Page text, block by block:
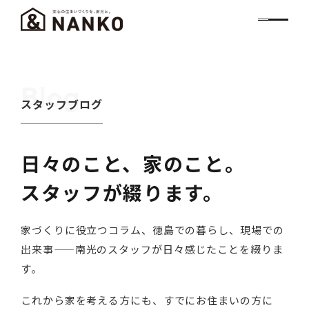
Blog
スタッフブログ
日々のこと、家のこと。
スタッフが綴ります。
家づくりに役立つコラム、徳島での暮らし、現場での
出来事——南光のスタッフが日々感じたことを綴りま
す。
これから家を考える方にも、すでにお住まいの方に